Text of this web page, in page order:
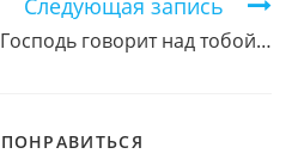
Следующая запись
Господь говорит над тобой…